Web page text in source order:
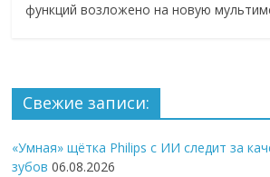
функций возложено на новую
Свежие записи:
«Умная» щётка Philips с ИИ следит за
зубов 06.08.2026